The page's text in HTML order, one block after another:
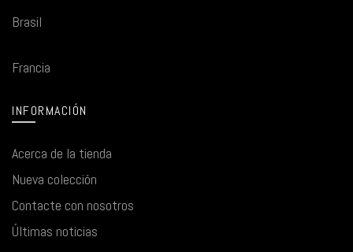
Brasil
Francia
INFORMACIÓN
Acerca de la tienda
Nueva colección
Contacte con nosotros
Últimas noticias